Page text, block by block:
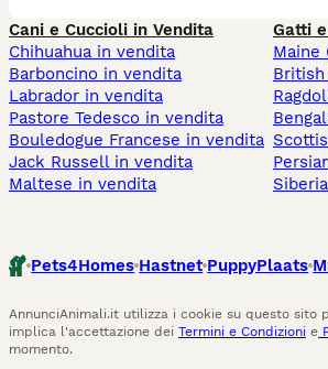
Cani e Cuccioli in Vendita
Chihuahua in vendita
Barboncino in vendita
Labrador in vendita
Pastore Tedesco in vendita
Bouledogue Francese in vendita
Jack Russell in vendita
Maltese in vendita
Gatti
Maine
Pets4Homes Hastnet PuppyPlaats
AnnunciAnimali.it utilizza i cookie su questo
implica l'accettazione dei Termini e Condizioni e
momento.